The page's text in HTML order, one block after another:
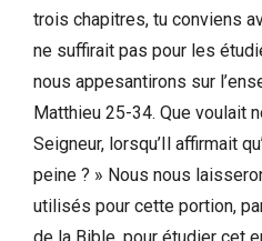
trois chapitres, tu conviens
ne suffirait pas pour les
nous appesantirons sur
Matthieu 25-34. Que voulait
Seigneur, lorsqu’Il affirmait
peine ? » Nous nous
utilisés pour cette portion,
de la Bible, pour étudier cet